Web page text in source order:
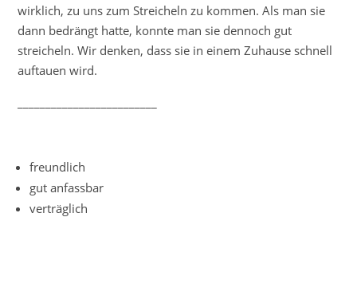
wirklich, zu uns zum Streicheln zu kommen. Als man sie
dann bedrängt hatte, konnte man sie dennoch gut
streicheln. Wir denken, dass sie in einem Zuhause schnell
auftauen wird.
freundlich
gut anfassbar
verträglich